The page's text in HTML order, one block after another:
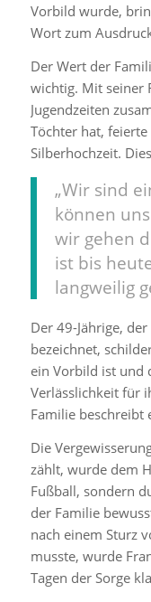
Vorbild wurde,
Wort zum
Der Wert der
wichtig. Mit seiner
Jugendzeiten
Töchter hat,
Silberhochzeit.
„Wir sind
können
wir gehen
ist bis
langweilig
Der 49-Jährige, der
bezeichnet,
ein Vorbild ist und
Verlässlichkeit für
Familie beschreibt
Die
zählt, wurde dem
Fußball, sondern
der Familie
nach einem Sturz
musste, wurde
Tagen der Sorge